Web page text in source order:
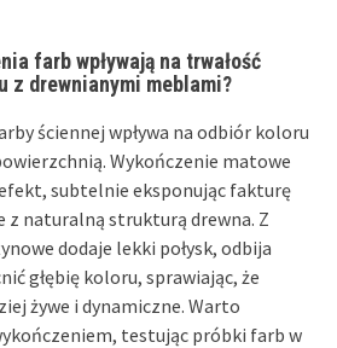
farb wpływają na trwałość
z drewnianymi meblami?
ściennej wpływa na odbiór koloru
Wykończenie matowe
subtelnie eksponując fakturę
z naturalną strukturą drewna. Z
dodaje lekki połysk, odbija
głębię koloru, sprawiając, że
żywe i dynamiczne. Warto
testując próbki farb w